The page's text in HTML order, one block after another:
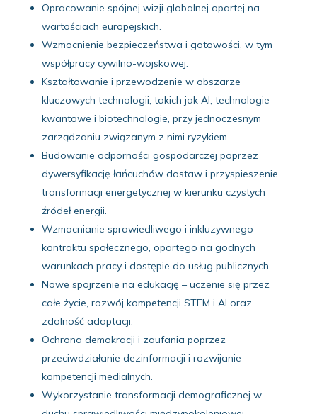
Opracowanie spójnej wizji globalnej opartej na
wartościach europejskich.
Wzmocnienie bezpieczeństwa i gotowości, w tym
współpracy cywilno-wojskowej.
Kształtowanie i przewodzenie w obszarze
kluczowych technologii, takich jak AI, technologie
kwantowe i biotechnologie, przy jednoczesnym
zarządzaniu związanym z nimi ryzykiem.
Budowanie odporności gospodarczej poprzez
dywersyfikację łańcuchów dostaw i przyspieszenie
transformacji energetycznej w kierunku czystych
źródeł energii.
Wzmacnianie sprawiedliwego i inkluzywnego
kontraktu społecznego, opartego na godnych
warunkach pracy i dostępie do usług publicznych.
Nowe spojrzenie na edukację – uczenie się przez
całe życie, rozwój kompetencji STEM i AI oraz
zdolność adaptacji.
Ochrona demokracji i zaufania poprzez
przeciwdziałanie dezinformacji i rozwijanie
kompetencji medialnych.
Wykorzystanie transformacji demograficznej w